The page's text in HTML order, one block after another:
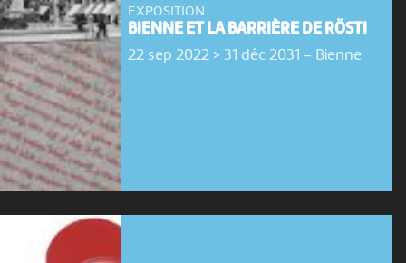
EXPOSITION
BIENNE ET LA BARRIÈRE DE RÖSTI
22 sep 2022 > 31 déc 2031 - Bienne